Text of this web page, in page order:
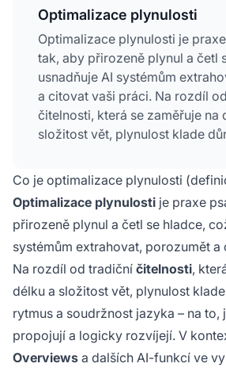
Optimalizace plynulosti
Optimalizace plynulosti je
tak, aby přirozeně plynul a četl
usnadňuje AI systémům
a citovat vaši práci. Na rozdíl
čitelnosti, která se zaměřuje na
složitost vět, plynulost klade
technika se stala nezbytnou pro
obsahu ve výsledcích AI
plynulý obsah je
zařazení a citaciAI systémy
Overviews a Perplexity.
Co je optimalizace plynulosti
Optimalizace plynulosti je praxe
přirozeně plynul a četl se hladce,
systémům extrahovat, porozumět
Na rozdíl od tradiční čitelnosti,
délku a složitost vět, plynulost
rytmus a soudržnost jazyka – na to,
propojují a logicky rozvíjejí. V
Overviews a dalších AI-funkcí ve